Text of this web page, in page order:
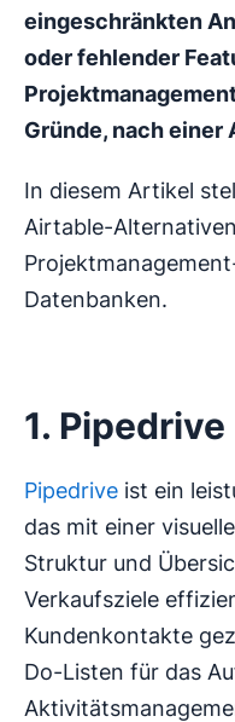
eingeschränkten
oder fehlender
Gründe, nach
In diesem Artikel
Airtable-
Datenbanken.
1. Pipedrive
Pipedrive ist ein
das mit einer
Struktur und
Verkaufsziele
Kundenkontakte
Do-Listen für das